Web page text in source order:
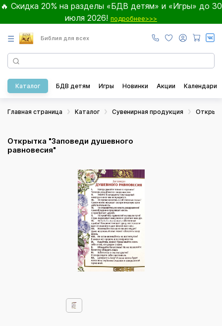
🔥 Скидка 20% на разделы «БДВ детям» и «Игры» до 30
июля 2026! подробнее>>>
☰ Библия для всех
Каталог БДВ детям Игры Новинки Акции Календари
Главная страница Каталог Сувенирная продукция
Открытка "Заповеди душевного
равновесия"